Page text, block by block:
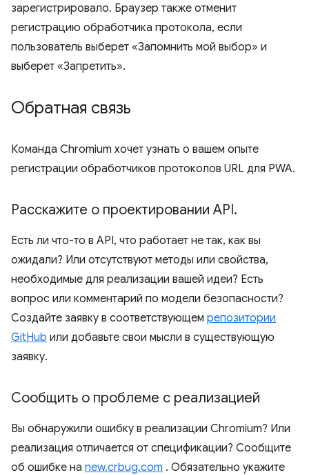
зарегистрировало. Браузер также отменит
регистрацию обработчика протокола, если
пользователь выберет «Запомнить мой выбор» и
выберет «Запретить».
Обратная связь
Команда Chromium хочет узнать о вашем опыте
регистрации обработчиков протоколов URL для PWA.
Расскажите о проектировании API.
Есть ли что-то в API, что работает не так, как вы
ожидали? Или отсутствуют методы или свойства,
необходимые для реализации вашей идеи? Есть
вопрос или комментарий по модели безопасности?
Создайте заявку в соответствующем репозитории
GitHub или добавьте свои мысли в существующую
заявку.
Сообщить о проблеме с реализацией
Вы обнаружили ошибку в реализации Chromium? Или
реализация отличается от спецификации? Сообщите
об ошибке на new.crbug.com . Обязательно укажите